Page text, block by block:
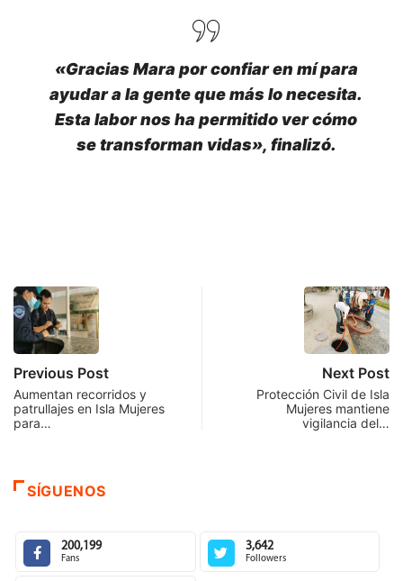
«Gracias Mara por confiar en mí para
ayudar a la gente que más lo necesita.
Esta labor nos ha permitido ver cómo
se transforman vidas», finalizó.
Previous Post
Aumentan recorridos y
patrullajes en Isla Mujeres
para…
Next Post
Protección Civil de Isla
Mujeres mantiene
vigilancia del…
SÍGUENOS
200,199
Fans
3,642
Followers